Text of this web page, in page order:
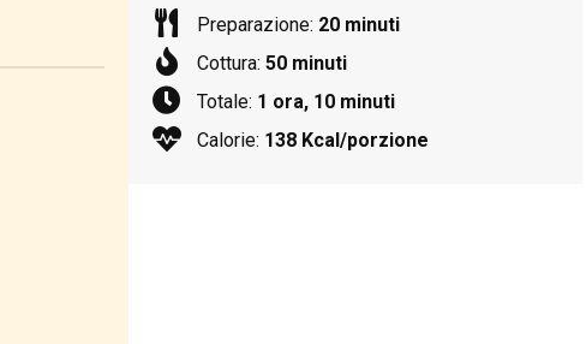
Preparazione: 20 minuti
Cottura:50 minuti
Totale: 1 ora, 10 minuti
Calorie: 138 Kcal/porzione